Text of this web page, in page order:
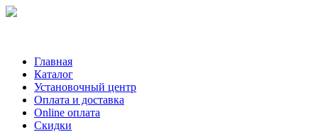
Главная
Каталог
Установочный центр
Оплата и доставка
Online оплата
Скидки